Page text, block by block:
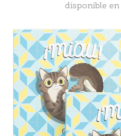
disponible en